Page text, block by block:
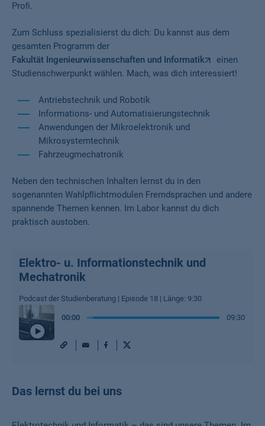
Proﬁ.
Zum Schluss spezialisierst du dich: Du kannst aus dem
gesamten Programm der
Fakultät Ingenieurwissenschaften und Informatik
einen
Studienschwerpunkt wählen. Mach, was dich interessiert!
Antriebstechnik und Robotik
Informations- und Automatisierungstechnik
Anwendungen der Mikroelektronik und
Mikrosystemtechnik
Fahrzeugmechatronik
Neben den technischen Inhalten lernst du in den
sogenannten Wahlpﬂichtmodulen Fremdsprachen und andere
spannende Themen kennen. Im Labor kannst du dich
praktisch austoben.
Elektro- u. Informationstechnik und
Mechatronik
Podcast der Studienberatung | Episode 18 | Länge: 9:30
00:00 09:30
URL Mail Facebook
X
Das lernst du bei uns